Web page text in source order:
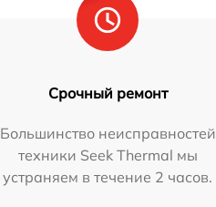
Срочный ремонт
Большинство неисправностей
техники Seek Thermal мы
устраняем в течение 2 часов.